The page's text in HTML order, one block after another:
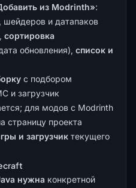
из Modrinth»:
шейдеров и датапаков
, сортировка
обновления), список и
с подбором
и загрузчик
для модов с Modrinth
страницу проекта
и загрузчик текущего
нужна конкретной